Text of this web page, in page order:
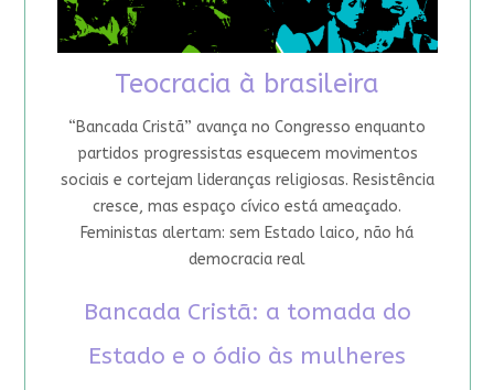
Teocracia à brasileira
“Bancada Cristã” avança no Congresso enquanto
partidos progressistas esquecem movimentos
sociais e cortejam lideranças religiosas. Resistência
cresce, mas espaço cívico está ameaçado.
Feministas alertam: sem Estado laico, não há
democracia real
Bancada Cristã: a tomada do
Estado e o ódio às mulheres